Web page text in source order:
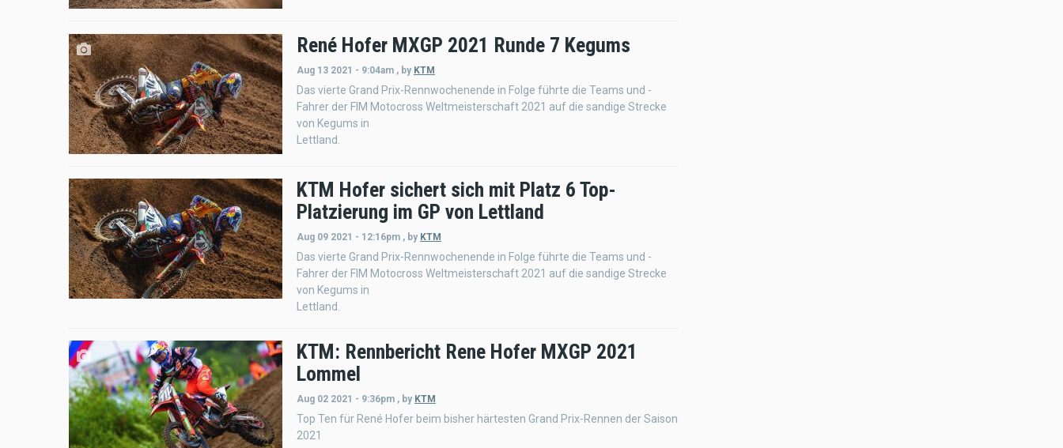
René Hofer MXGP 2021 Runde 7 Kegums
Aug 13 2021 - 9:04am , by KTM
Das vierte Grand Prix-Rennwochenende in Folge führte die Teams und -
Fahrer der FIM Motocross Weltmeisterschaft 2021 auf die sandige Strecke
von Kegums in
Lettland.
KTM Hofer sichert sich mit Platz 6 Top-
Platzierung im GP von Lettland
Aug 09 2021 - 12:16pm , by KTM
Das vierte Grand Prix-Rennwochenende in Folge führte die Teams und -
Fahrer der FIM Motocross Weltmeisterschaft 2021 auf die sandige Strecke
von Kegums in
Lettland.
KTM: Rennbericht Rene Hofer MXGP 2021
Lommel
Aug 02 2021 - 9:36pm , by KTM
Top Ten für René Hofer beim bisher härtesten Grand Prix-Rennen der Saison
2021